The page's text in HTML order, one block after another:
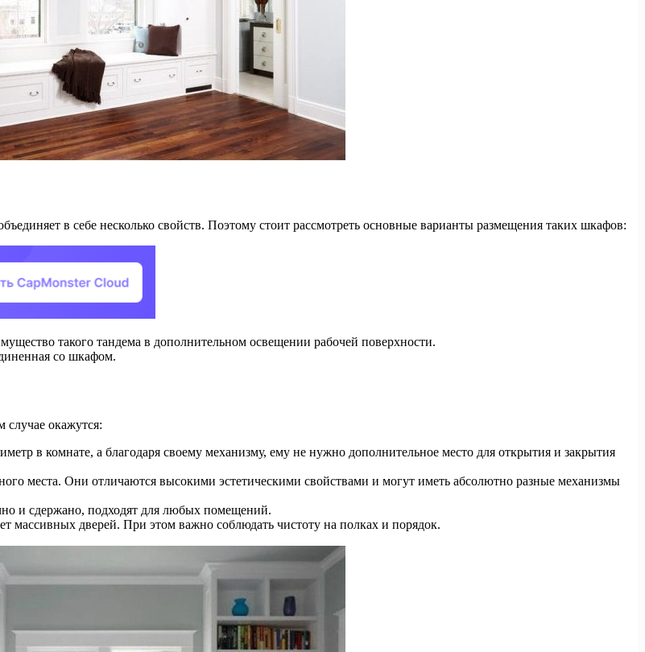
в себе несколько свойств. Поэтому стоит рассмотреть основные варианты размещения таких шкафов:
такого тандема в дополнительном освещении рабочей поверхности.
со шкафом.
окажутся:
в комнате, а благодаря своему механизму, ему не нужно дополнительное место для открытия и закрытия
места. Они отличаются высокими эстетическими свойствами и могут иметь абсолютно разные механизмы
и сдержано, подходят для любых помещений.
массивных дверей. При этом важно соблюдать чистоту на полках и порядок.